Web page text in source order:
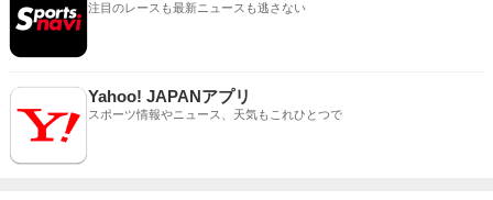
注目のレースも最新ニュースも逃さない
Yahoo! JAPANアプリ
スポーツ情報やニュース、天気もこれひとつで